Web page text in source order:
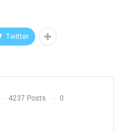
Twitter
4237 Posts 0